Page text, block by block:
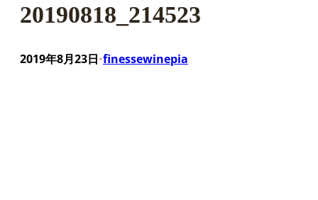
20190818_214523
2019年8月23日•finessewinepia